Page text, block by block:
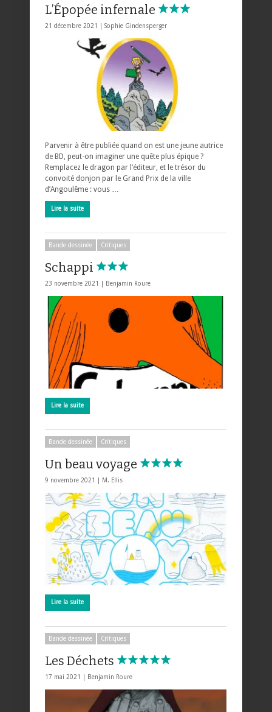
L’Épopée infernale
21 décembre 2021 | Sophie Gindensperger
Parvenir à être publiée quand on est une jeune autrice
de BD, peut-on imaginer une quête plus épique ?
Remplacez le dragon par l’éditeur, et le trésor du
convoité donjon par le Grand Prix de la ville
d’Angoulême : vous …
Lire la suite
Bande dessinée Critiques
Schappi
23 novembre 2021 | Benjamin Roure
Lire la suite
Bande dessinée Critiques
Un beau voyage
9 novembre 2021 | M. Ellis
Lire la suite
Bande dessinée Critiques
Les Déchets
17 mai 2021 | Benjamin Roure